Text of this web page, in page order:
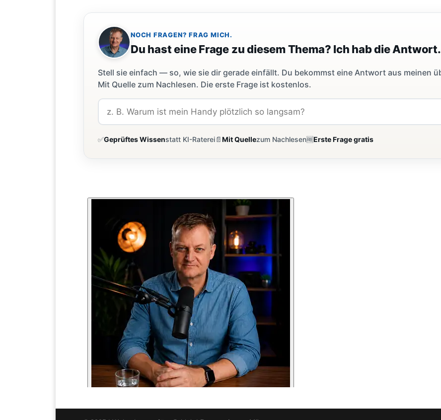
NOCH FRAGEN? FRAG MICH.
Du hast eine Frage zu diesem Thema? Ich hab die Antwort.
Stell sie einfach — so, wie sie dir gerade einfällt. Du bekommst eine Antwort aus meinen
Mit Quelle zum Nachlesen. Die erste Frage ist kostenlos.
✅Geprüftes Wissenstatt KI-Raterei📄Mit Quellezum Nachlesen🆓Erste Frage gratis